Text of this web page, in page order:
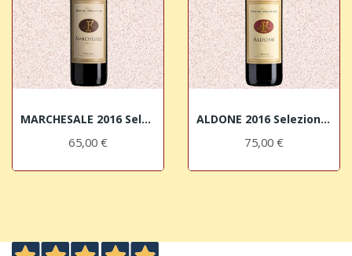
MARCHESALE 2016 Selezione di Syrah Terre del...
65,00 €
ALDONE 2016 Selezione di Merlot Terre del...
75,00 €